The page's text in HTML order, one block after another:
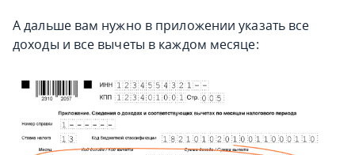
А дальше вам нужно в приложении указать все
доходы и все вычеты в каждом месяце: